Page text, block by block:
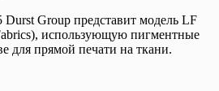
Group представит модель LF
использующую пигментные
для прямой печати на ткани.